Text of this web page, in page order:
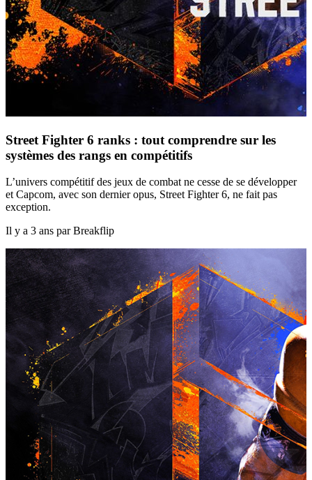
Street Fighter 6 ranks : tout comprendre sur les
systèmes des rangs en compétitifs
L’univers compétitif des jeux de combat ne cesse de se développer
et Capcom, avec son dernier opus, Street Fighter 6, ne fait pas
exception.
Il y a 3 ans par Breakflip